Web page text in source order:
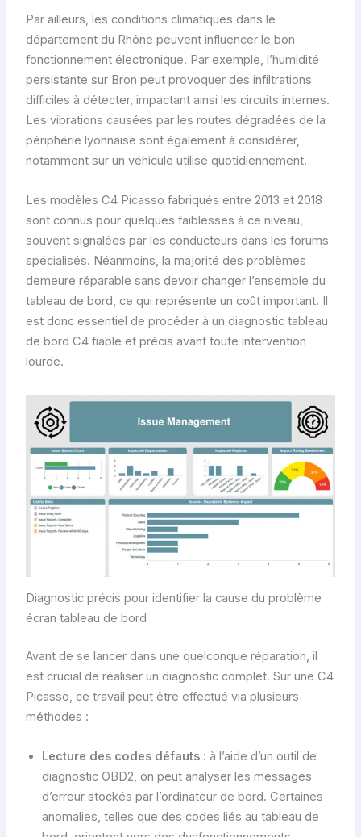
Par ailleurs, les conditions climatiques dans le
département du Rhône peuvent influencer le bon
fonctionnement électronique. Par exemple, l’humidité
persistante sur Bron peut provoquer des infiltrations
difficiles à détecter, impactant ainsi les circuits internes.
Les vibrations causées par les routes dégradées de la
périphérie lyonnaise sont également à considérer,
notamment sur un véhicule utilisé quotidiennement.
Les modèles C4 Picasso fabriqués entre 2013 et 2018
sont connus pour quelques faiblesses à ce niveau,
souvent signalées par les conducteurs dans les forums
spécialisés. Néanmoins, la majorité des problèmes
demeure réparable sans devoir changer l’ensemble du
tableau de bord, ce qui représente un coût important. Il
est donc essentiel de procéder à un diagnostic tableau
de bord C4 fiable et précis avant toute intervention
lourde.
Diagnostic précis pour identifier la cause du problème
écran tableau de bord
Avant de se lancer dans une quelconque réparation, il
est crucial de réaliser un diagnostic complet. Sur une C4
Picasso, ce travail peut être effectué via plusieurs
méthodes :
Lecture des codes défauts: à l’aide d’un outil de
diagnostic OBD2, on peut analyser les messages
d’erreur stockés par l’ordinateur de bord. Certaines
anomalies, telles que des codes liés au tableau de